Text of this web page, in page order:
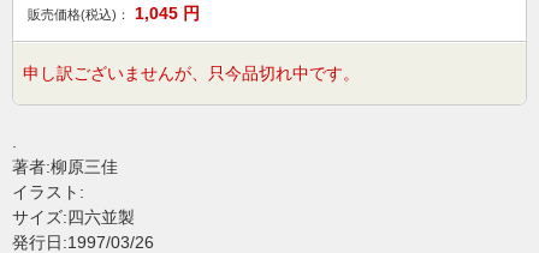
販売価格(税込)：
1,045 円
申し訳ございませんが、只今品切れ中です。
著者:柳原三佳
イラスト:
サイズ:四六並製
発行日:1997/03/26